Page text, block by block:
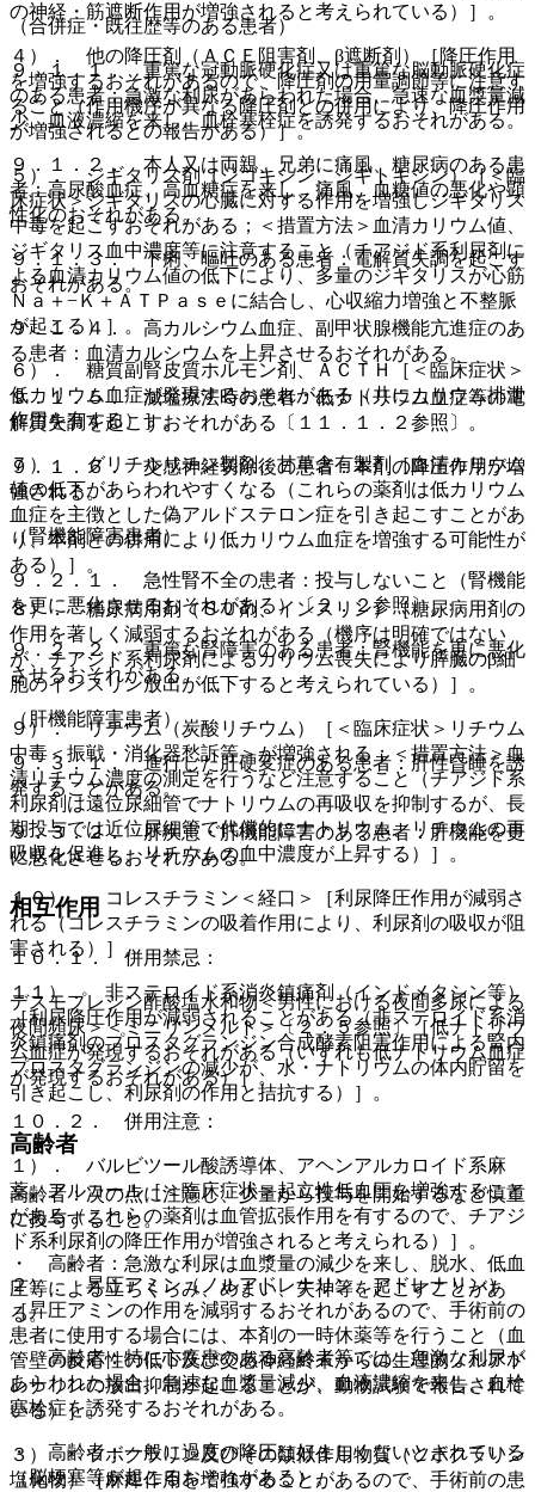
の神経・筋遮断作用が増強されると考えられている）］。
４）． 他の降圧剤（ＡＣＥ阻害剤、β遮断剤）［降圧作用
を増強するおそれがあるので、降圧剤の用量調節等に注意す
ること（作用機序が異なる降圧剤との併用により、降圧作用
が増強されるとの報告がある）］。
５）． ジギタリス剤（ジゴキシン、ジギトキシン）［＜臨
床症状＞ジギタリスの心臓に対する作用を増強しジギタリス
中毒を起こすおそれがある；＜措置方法＞血清カリウム値、
ジギタリス血中濃度等に注意すること（チアジド系利尿剤に
よる血清カリウム値の低下により、多量のジギタリスが心筋
Ｎａ＋−Ｋ＋ＡＴＰａｓｅに結合し、心収縮力増強と不整脈
が起こる）］。
６）． 糖質副腎皮質ホルモン剤、ＡＣＴＨ［＜臨床症状＞
低カリウム血症が発現するおそれがある（共にカリウム排泄
作用を有する）］。
７）． グリチルリチン製剤、甘草含有製剤［血清カリウム
値の低下があらわれやすくなる（これらの薬剤は低カリウム
血症を主徴とした偽アルドステロン症を引き起こすことがあ
り、本剤との併用により低カリウム血症を増強する可能性が
ある）］。
８）． 糖尿病用剤（ＳＵ剤、インスリン）［糖尿病用剤の
作用を著しく減弱するおそれがある（機序は明確ではない
が、チアジド系利尿剤によるカリウム喪失により膵臓のβ細
胞のインスリン放出が低下すると考えられている）］。
９）． リチウム（炭酸リチウム）［＜臨床症状＞リチウム
中毒＜振戦・消化器愁訴等＞が増強される；＜措置方法＞血
清リチウム濃度の測定を行うなど注意すること（チアジド系
利尿剤は遠位尿細管でナトリウムの再吸収を抑制するが、長
期投与では近位尿細管で代償的にナトリウム、リチウムの再
吸収を促進し、リチウムの血中濃度が上昇する）］。
１０）． コレスチラミン＜経口＞［利尿降圧作用が減弱さ
れる（コレスチラミンの吸着作用により、利尿剤の吸収が阻
害される）］。
１１）． 非ステロイド系消炎鎮痛剤（インドメタシン等）
［利尿降圧作用が減弱されることがある（非ステロイド系消
炎鎮痛剤のプロスタグランジン合成酵素阻害作用による腎内
プロスタグランジンの減少が、水・ナトリウムの体内貯留を
引き起こし、利尿剤の作用と拮抗する）］。
高齢者
高齢者：次の点に注意し、少量から投与を開始するなど慎重
に投与すること。
・ 高齢者：急激な利尿は血漿量の減少を来し、脱水、低血
圧等による立ちくらみ、めまい、失神等を起こすことがあ
る。
・ 高齢者：特に心疾患のある高齢者等では、急激な利尿が
あらわれた場合、急速な血漿量減少、血液濃縮を来し、血栓
塞栓症を誘発するおそれがある。
・ 高齢者：一般に過度の降圧は好ましくないとされている
（脳梗塞等が起こるおそれがある）。
（合併症・既往歴等のある患者）
９．１．１． 重篤な冠動脈硬化症又は重篤な脳動脈硬化症
のある患者：急激な利尿があらわれた場合、急速な血漿量減
少、血液濃縮を来し、血栓塞栓症を誘発するおそれがある。
９．１．２． 本人又は両親、兄弟に痛風、糖尿病のある患
者：高尿酸血症、高血糖症を来し、痛風、血糖値の悪化や顕
性化のおそれがある。
９．１．３． 下痢、嘔吐のある患者：電解質失調を起こす
おそれがある。
９．１．４． 高カルシウム血症、副甲状腺機能亢進症のあ
る患者：血清カルシウムを上昇させるおそれがある。
９．１．５． 減塩療法時の患者：低ナトリウム血症等の電
解質失調を起こすおそれがある〔１１．１．２参照〕。
９．１．６． 交感神経切除後の患者：本剤の降圧作用が増
強される。
（腎機能障害患者）
９．２．１． 急性腎不全の患者：投与しないこと（腎機能
を更に悪化させるおそれがある）〔２．２参照〕。
９．２．２． 重篤な腎障害のある患者：腎機能を更に悪化
させるおそれがある。
（肝機能障害患者）
９．３．１． 進行した肝硬変症のある患者：肝性昏睡を誘
発することがある。
９．３．２． 肝疾患・肝機能障害のある患者：肝機能を更
に悪化させるおそれがある。
相互作用
１０．１． 併用禁忌：
デスモプレシン酢酸塩水和物＜男性における夜間多尿による
夜間頻尿＞＜ミニリンメルト＞〔２．５参照〕［低ナトリウ
ム血症が発現するおそれがある（いずれも低ナトリウム血症
が発現するおそれがある）］。
１０．２． 併用注意：
１）． バルビツール酸誘導体、アヘンアルカロイド系麻
薬、アルコール［＜臨床症状＞起立性低血圧を増強すること
がある（これらの薬剤は血管拡張作用を有するので、チアジ
ド系利尿剤の降圧作用が増強されると考えられる）］。
２）． 昇圧アミン（ノルアドレナリン、アドレナリン）
［昇圧アミンの作用を減弱するおそれがあるので、手術前の
患者に使用する場合には、本剤の一時休薬等を行うこと（血
管壁の反応性の低下及び交感神経終末からの生理的ノルアド
レナリンの放出抑制が起こることが、動物試験で報告されて
いる）］。
３）． ツボクラリン及びその類似作用物質（ツボクラリン
塩化物）［麻痺作用を増強することがあるので、手術前の患